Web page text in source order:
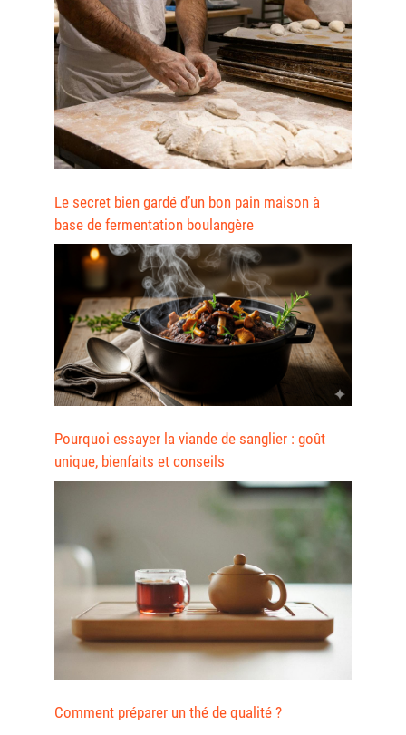
Le secret bien gardé d’un bon pain maison à
base de fermentation boulangère
Pourquoi essayer la viande de sanglier : goût
unique, bienfaits et conseils
Comment préparer un thé de qualité ?